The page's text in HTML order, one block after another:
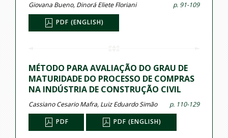
Giovana Bueno, Dinorá Eliete Floriani p. 91-109
PDF (ENGLISH)
MÉTODO PARA AVALIAÇÃO DO GRAU DE
MATURIDADE DO PROCESSO DE COMPRAS
NA INDÚSTRIA DE CONSTRUÇÃO CIVIL
Cassiano Cesario Mafra, Luiz Eduardo Simão p. 110-129
PDF PDF (ENGLISH)